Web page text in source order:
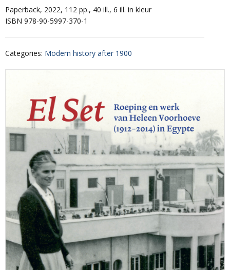
Paperback, 2022, 112 pp., 40 ill., 6 ill. in kleur
ISBN 978-90-5997-370-1
Categories: Modern history after 1900